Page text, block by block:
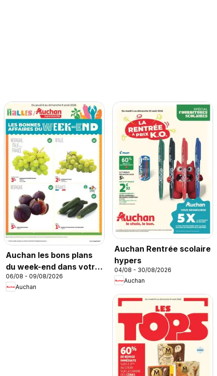
Auchan les bons plans
du week-end dans votre
super
06/08 - 09/08/2026
Auchan
Auchan Rentrée scolaire
hypers
04/08 - 30/08/2026
Auchan